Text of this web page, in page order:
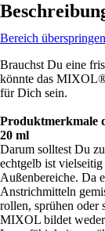
Bereich überspringen
Brauchst Du eine
könnte das
für Dich sein.
Produktmerkmale
20 ml
Darum solltest Du
echtgelb ist
Außenbereiche. Da
Anstrichmitteln
rollen, sprühen oder
MIXOL bildet